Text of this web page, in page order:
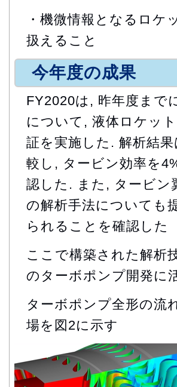
・機微情報となるロケ
扱えること
今年度の成果
FY2020は, 昨年度まで
について, 液体ロケッ
証を実施した. 解析結
較し, タービン効率を
認した. また, タービン
の解析手法についても
られることを確認した
ここで構築された解析
のターボポンプ開発に
ターボポンプ全形の流
場を図2に示す
画
プ
レ